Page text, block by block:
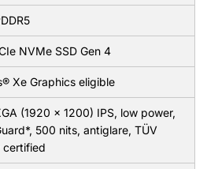
NVMe SSD Gen 4
Xe Graphics eligible
(1920 x 1200) IPS, low power,
500 nits, antiglare, TÜV
certified